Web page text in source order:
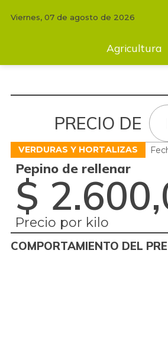
Mascotas Clima
Viernes, 07 de agosto de 2026
Agricultura
PRECIO DE
VERDURAS Y HORTALIZAS
Pepino de rellenar
$
Precio por kilo
COMPORTAMIENTO DEL